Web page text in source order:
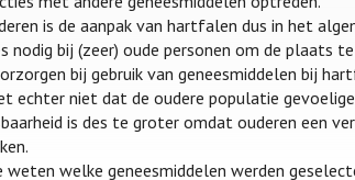
is de aanpak van hartfalen dus in het
nodig bij (zeer) oude personen om de plaats
bij gebruik van geneesmiddelen bij
echter niet dat de oudere populatie
is des te groter omdat ouderen een
weten welke geneesmiddelen werden